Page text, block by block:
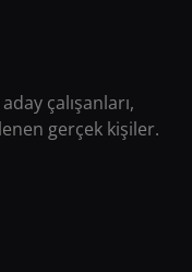
çalışanları,
gerçek kişiler.